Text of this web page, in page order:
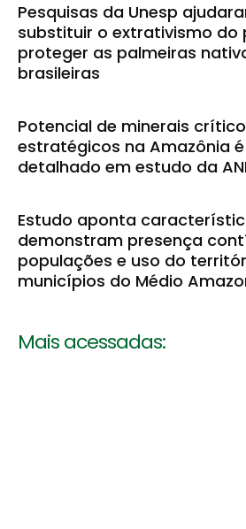
Pesquisas da Unesp
substituir o extrativismo do
proteger as palmeiras
brasileiras
Potencial de minerais
estratégicos na Amazônia é
detalhado em estudo da
Estudo aponta
demonstram presença
populações e uso do
municípios do Médio
Mais acessadas: